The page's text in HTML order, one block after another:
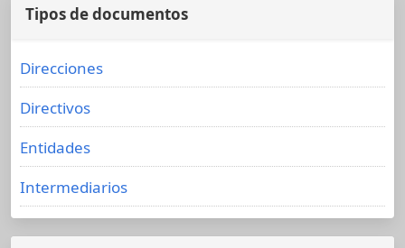
Tipos de documentos
Direcciones
Directivos
Entidades
Intermediarios